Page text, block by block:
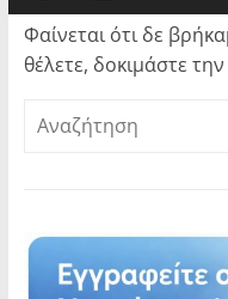
Φαίνεται ότι δε
θέλετε, δοκιμάστε